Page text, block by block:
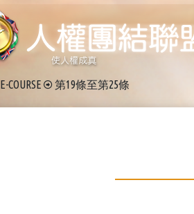
E-COURSE 第19條至第25條